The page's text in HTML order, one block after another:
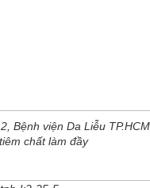
Bệnh viện Da Liễu
chất làm đầy